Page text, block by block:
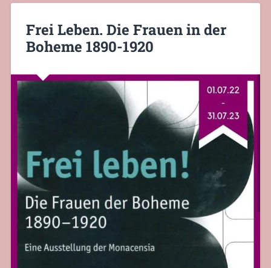
Frei Leben. Die Frauen in der
Boheme 1890-1920